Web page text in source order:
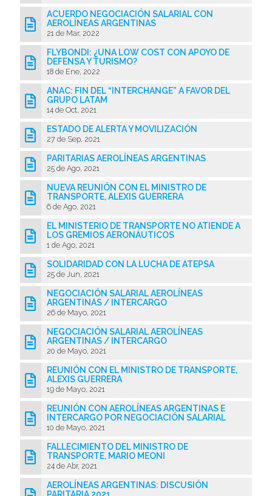
ACUERDO NEGOCIACIÓN SALARIAL CON
AEROLÍNEAS ARGENTINAS
21 de Mar, 2022
FLYBONDI: ¿UNA LOW COST CON APOYO DE
DEFENSA Y TURISMO?
18 de Ene, 2022
ANAC: FIN DEL “INTERCHANGE” A FAVOR DEL
GRUPO LATAM
14 de Oct, 2021
ESTADO DE ALERTA Y MOVILIZACIÓN
27 de Sep, 2021
PARITARIAS AEROLÍNEAS ARGENTINAS
25 de Ago, 2021
NUEVA REUNIÓN CON EL MINISTRO DE
TRANSPORTE, ALEXIS GUERRERA
6 de Ago, 2021
EL MINISTERIO DE TRANSPORTE NO ATIENDE A
LOS GREMIOS AERONÁUTICOS
1 de Ago, 2021
SOLIDARIDAD CON LA LUCHA DE ATEPSA
25 de Jun, 2021
NEGOCIACIÓN SALARIAL AEROLÍNEAS
ARGENTINAS / INTERCARGO
26 de Mayo, 2021
NEGOCIACIÓN SALARIAL AEROLÍNEAS
ARGENTINAS / INTERCARGO
20 de Mayo, 2021
REUNIÓN CON EL MINISTRO DE TRANSPORTE,
ALEXIS GUERRERA
19 de Mayo, 2021
REUNIÓN CON AEROLÍNEAS ARGENTINAS E
INTERCARGO POR NEGOCIACIÓN SALARIAL
10 de Mayo, 2021
FALLECIMIENTO DEL MINISTRO DE
TRANSPORTE, MARIO MEONI
24 de Abr, 2021
AEROLÍNEAS ARGENTINAS: DISCUSIÓN